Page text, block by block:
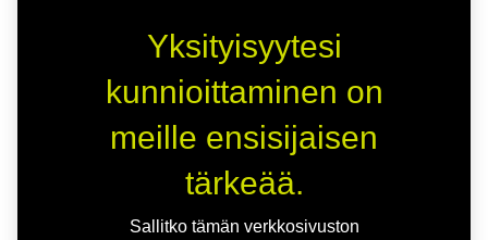
Yksityisyytesi
kunnioittaminen on
meille ensisijaisen
tärkeää.
Sallitko tämän verkkosivuston